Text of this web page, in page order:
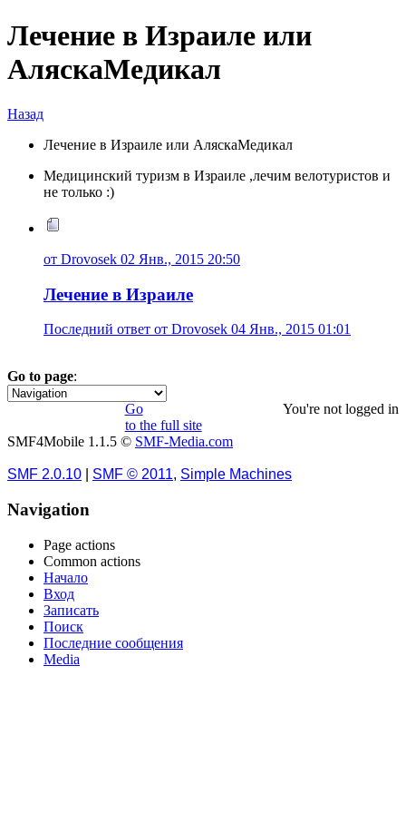
Лечение в Израиле или
АляскаМедикал
Назад
Лечение в Израиле или АляскаМедикал
Медицинский туризм в Израиле ,лечим велотуристов и
не только :)
от Drovosek 02 Янв., 2015 20:50
Лечение в Израиле
Последний ответ от Drovosek 04 Янв., 2015 01:01
Go to page:
1
You're not logged in
Go
to the full site
SMF4Mobile 1.1.5 © SMF-Media.com
SMF 2.0.10 SMF © 2011, Simple Machines
Navigation
Page actions
Common actions
Начало
Вход
Записать
Поиск
Последние сообщения
Media